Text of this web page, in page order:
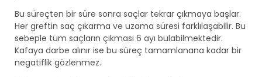
Bu süreçten bir süre sonra saçlar tekrar çıkmaya başlar.
Her greftin saç çıkarma ve uzama süresi farklılaşabilir. Bu
sebeple tüm saçların çıkması 6 ayı bulabilmektedir.
Kafaya darbe alınır ise bu süreç tamamlanana kadar bir
negatiflik gözlenmez.